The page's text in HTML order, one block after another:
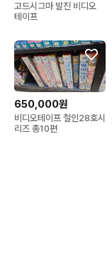
고드시그마 발진 비디오
테이프
650,000원
비디오테이프 철인28호시
리즈 총10편